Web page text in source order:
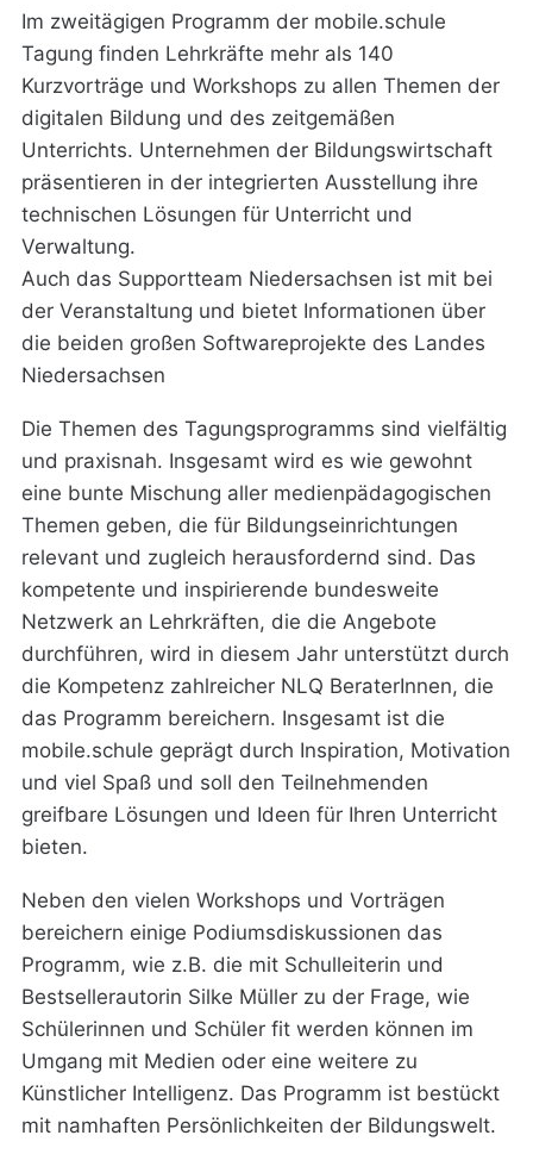
Im zweitägigen Programm der mobile.schule
Tagung finden Lehrkräfte mehr als 140
Kurzvorträge und Workshops zu allen Themen der
digitalen Bildung und des zeitgemäßen
Unterrichts. Unternehmen der Bildungswirtschaft
präsentieren in der integrierten Ausstellung ihre
technischen Lösungen für Unterricht und
Verwaltung.
Auch das Supportteam Niedersachsen ist mit bei
der Veranstaltung und bietet Informationen über
die beiden großen Softwareprojekte des Landes
Niedersachsen
Die Themen des Tagungsprogramms sind vielfältig
und praxisnah. Insgesamt wird es wie gewohnt
eine bunte Mischung aller medienpädagogischen
Themen geben, die für Bildungseinrichtungen
relevant und zugleich herausfordernd sind. Das
kompetente und inspirierende bundesweite
Netzwerk an Lehrkräften, die die Angebote
durchführen, wird in diesem Jahr unterstützt durch
die Kompetenz zahlreicher NLQ BeraterInnen, die
das Programm bereichern. Insgesamt ist die
mobile.schule geprägt durch Inspiration, Motivation
und viel Spaß und soll den Teilnehmenden
greifbare Lösungen und Ideen für Ihren Unterricht
bieten.
Neben den vielen Workshops und Vorträgen
bereichern einige Podiumsdiskussionen das
Programm, wie z.B. die mit Schulleiterin und
Bestsellerautorin Silke Müller zu der Frage, wie
Schülerinnen und Schüler fit werden können im
Umgang mit Medien oder eine weitere zu
Künstlicher Intelligenz. Das Programm ist bestückt
mit namhaften Persönlichkeiten der Bildungswelt.